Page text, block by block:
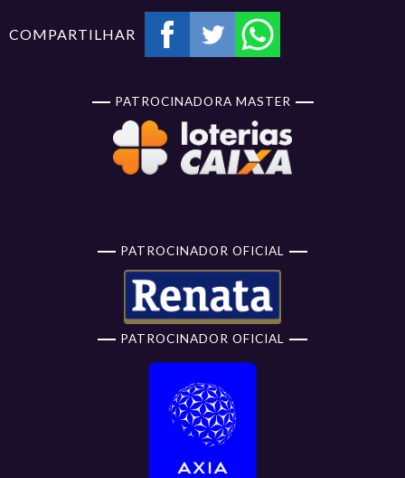
COMPARTILHAR
PATROCINADORA MASTER
PATROCINADOR OFICIAL
PATROCINADOR OFICIAL